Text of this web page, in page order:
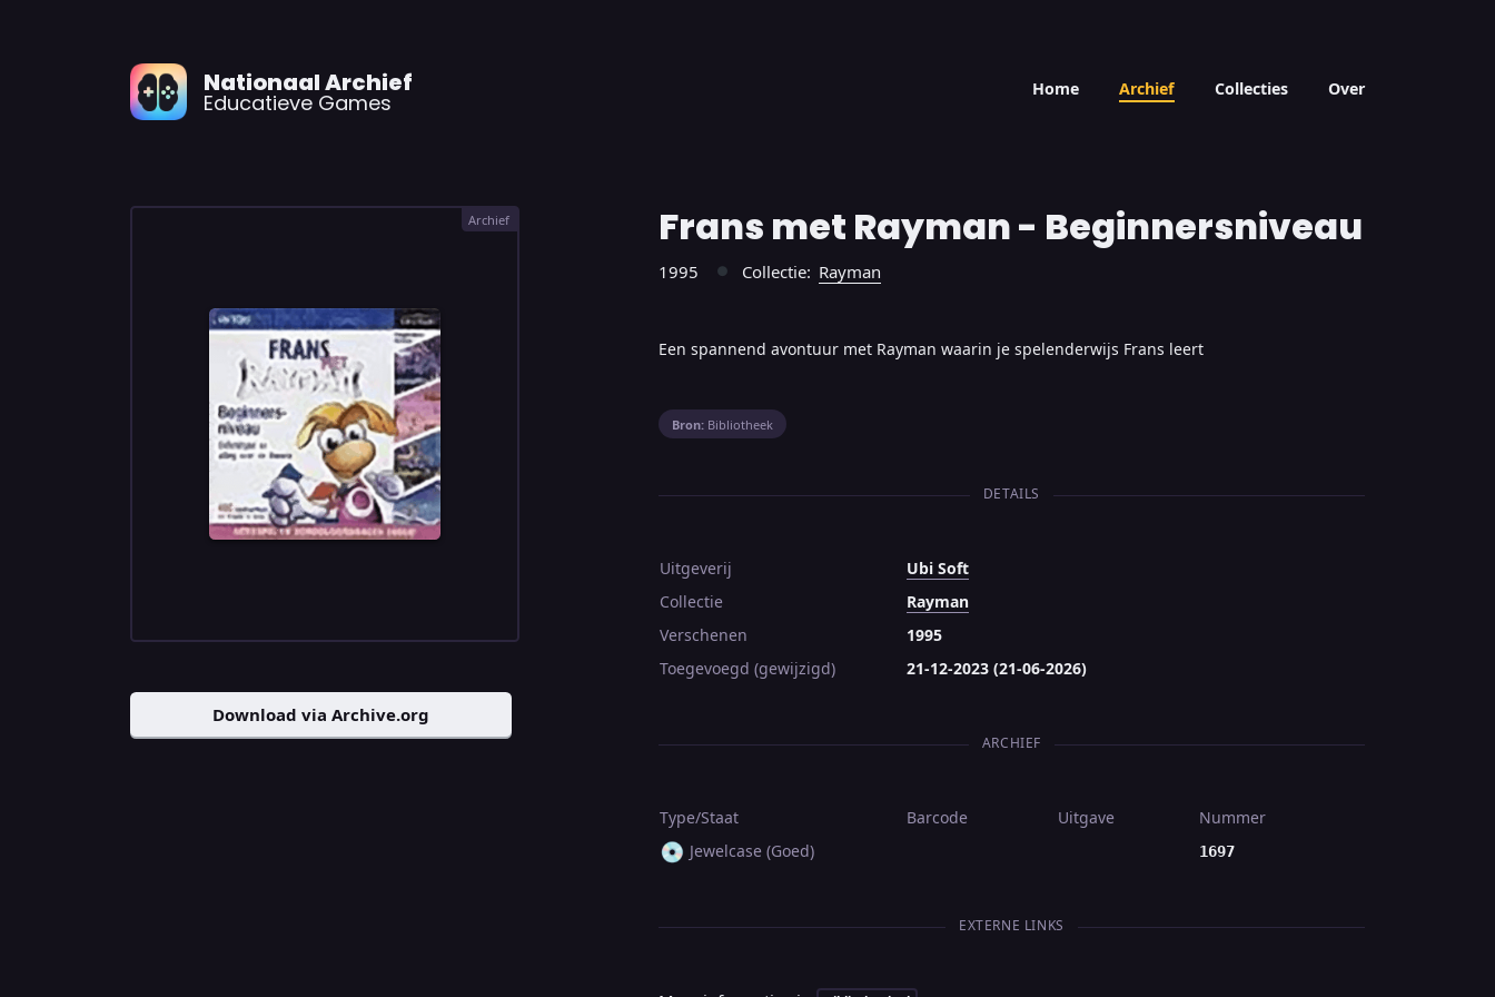
Nationaal Archief
Educatieve Games
Home Archief Collecties Over
Archief
Download via Archive.org
Frans met Rayman - Beginnersniveau
1995 ● Collectie: Rayman
Een spannend avontuur met Rayman waarin je spelenderwijs Frans leert
Bron: Bibliotheek
DETAILS
Uitgeverij
Ubi Soft
Collectie
Rayman
Verschenen
1995
Toegevoegd (gewijzigd)
21-12-2023 (21-06-2026)
ARCHIEF
Type/Staat Barcode Uitgave Nummer
💿 Jewelcase (Goed) 1697
EXTERNE LINKS